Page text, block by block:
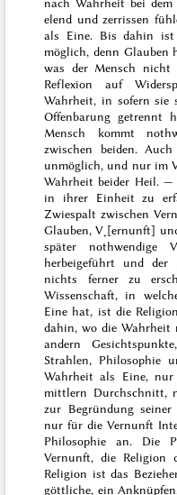
nach Wahrheit bei
elend und zerrissen
als Eine. Bis dahin ist
möglich, denn
was der Mensch nicht
Reflexion auf
Wahrheit, in sofern sie
Offenbarung getrennt
Mensch kommt
zwischen beiden.
unmöglich, und nur im
Wahrheit beider Heil. —
in ihrer Einheit zu
Zwiespalt zwischen
Glauben, V˖[ernunft]
später nothwendige
herbeigeführt und
nichts ferner zu
Wissenschaft, in
Eine hat, ist die
dahin, wo die Wahrheit
andern
Strahlen, Philosophie
Wahrheit als Eine,
mittlern Durchschnitt,
zur Begründung
nur für die Vernunft
Philosophie an. Die
Vernunft, die Religion
Religion ist das
göttliche, ein